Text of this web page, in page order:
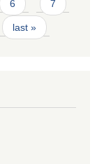
6 7
last »